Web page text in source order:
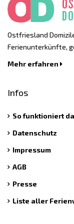
Ostfriesland
Ferienunterkünfte,
Mehr erfahren
Infos
So funktioniert
Datenschutz
Impressum
AGB
Presse
Liste aller